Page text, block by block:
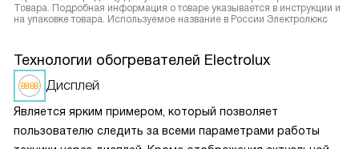
Товара. Подробная информация о товаре указывается в инструкции и
на упаковке товара. Используемое название в России Электролюкс
Технологии обогревателей Electrolux
Дисплей
Является ярким примером, который позволяет
пользователю следить за всеми параметрами работы